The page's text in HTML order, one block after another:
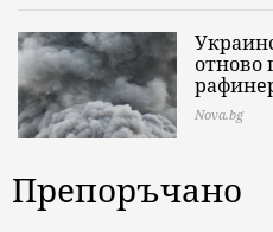
отново
Nova.bg
Препоръчано